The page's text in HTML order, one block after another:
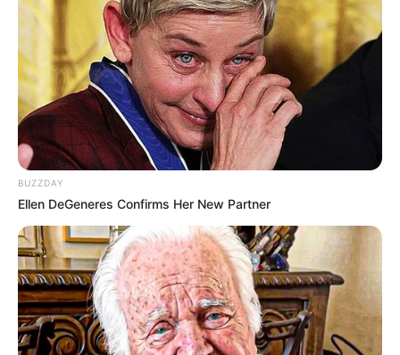
Friedrich von Kahlbutz.
Dampferfahrten mit dem legendären HERTHA
Dampfer aus Berlin - Die Kyritzer Seenkette gilt als
Insidertipp für berlinnahe Urlaubsregionen, mit ihrer
idyllischen Insel im Untersee und die Dampferfahrt
durch den Waldkanal sind ein ganz besonderes
Erlebnis und wird schon jetzt von gut informierten
Berliner Kurzurlaubern, Segelsportlern und Anglern
gestattet sind, ist diese nordwestlich von Berlin
liegende Region noch ein Geheimtipp, auch wegen
der erholsamen Ruhe ohne störenden Lärm von
Sportmotorbooten. Eine Ausnahme bilden der
HERTHA Dampfer und das kleine Schwesterschiff
NEPTUN, auf denen man von Mai bis September
von der Fahrgastschifffahrt Wusterhausen
BUZZDAY
Ellen DeGeneres Confirms Her New Partner